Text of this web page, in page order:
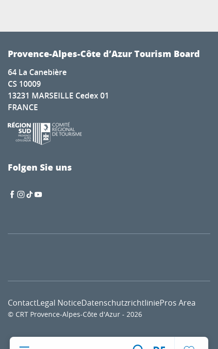
Provence-Alpes-Côte d’Azur Tourism Board
64 La Canebière
CS 10009
13231 MARSEILLE Cedex 01
FRANCE
Folgen Sie uns
© CRT Provence-Alpes-Côte d'Azur - 2026
ContactLegal NoticeDatenschutzrichtliniePros Area